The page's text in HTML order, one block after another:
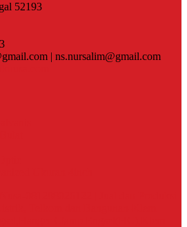
52193
| ns.nursalim@gmail.com